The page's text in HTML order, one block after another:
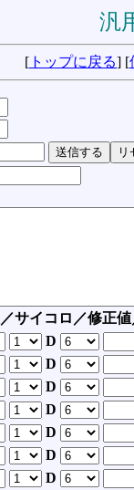
汎
[ トップに戻る] [
サイコロ／修正
D
D
D
D
D
D
D